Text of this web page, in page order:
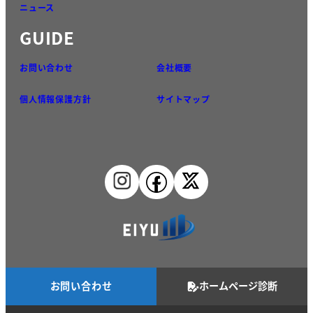
ニュース
GUIDE
お問い合わせ 会社概要
個人情報保護方針 サイトマップ
お問い合わせ ホームページ診断